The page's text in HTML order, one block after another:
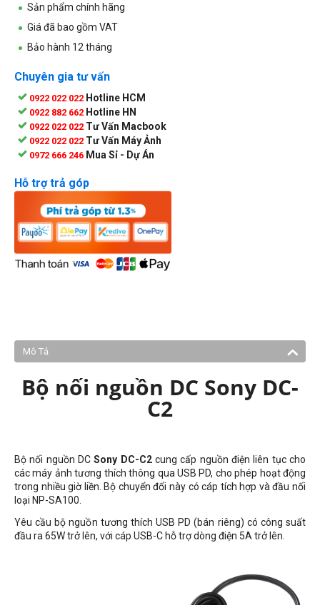
Sản phẩm chính hãng
Giá đã bao gồm VAT
Bảo hành 12 tháng
Chuyên gia tư vấn
0922 022 022 Hotline HCM
0922 882 662 Hotline HN
0922 022 022 Tư Vấn Macbook
0922 022 022 Tư Vấn Máy Ảnh
0972 666 246 Mua Sỉ - Dự Án
Hỗ trợ trả góp
Mô Tả
Bộ nối nguồn DC Sony DC-
C2
Bộ nối nguồn DCSony DC-C2cung cấp nguồn điện liên tục cho
các máy ảnh tương thích thông qua USB PD, cho phép hoạt động
trong nhiều giờ liền. Bộ chuyển đổi này có cáp tích hợp và đầu nối
loại NP-SA100.
Yêu cầu bộ nguồn tương thích USB PD (bán riêng) có công suất
đầu ra 65W trở lên, với cáp USB-C hỗ trợ dòng điện 5A trở lên.